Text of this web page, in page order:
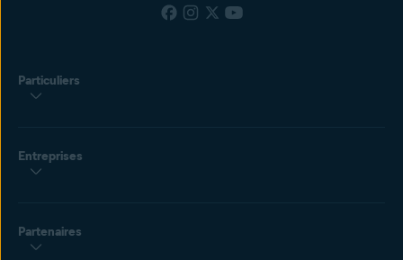
Particuliers
Entreprises
Partenaires